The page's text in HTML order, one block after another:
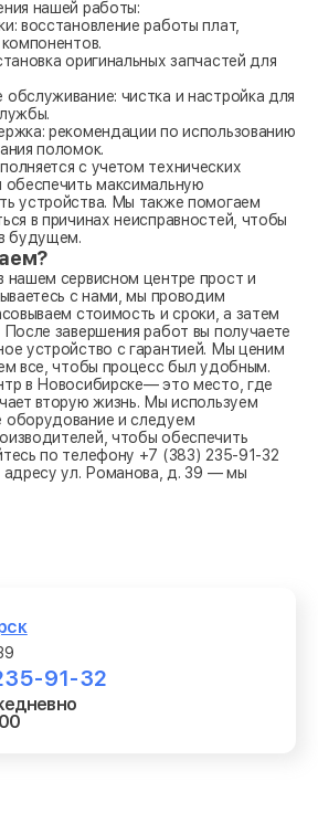
нашей работы:
восстановление работы плат,
оригинальных запчастей для
чистка и настройка для
рекомендации по использованию
поломок.
с учетом технических
максимальную
устройства. Мы также помогаем
в причинах неисправностей, чтобы
будущем.
нашем сервисном центре прост и
с нами, мы проводим
стоимость и сроки, а затем
завершения работ вы получаете
устройство с гарантией. Мы ценим
все, чтобы процесс был удобным.
в Новосибирске— это место, где
вторую жизнь. Мы используем
оборудование и следуем
чтобы обеспечить
по телефону +7 (383) 235-91-32
адресу ул. Романова, д. 39 — мы
91-32